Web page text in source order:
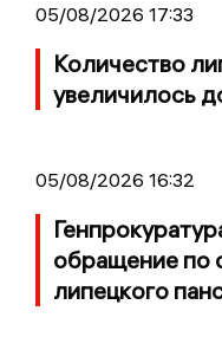
05/08/2026 17:33
Количество
увеличилось
05/08/2026 16:32
обращение по
липецкого